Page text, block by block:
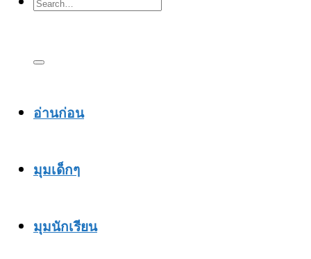
อ่านก่อน
มุมเด็กๆ
มุมนักเรียน